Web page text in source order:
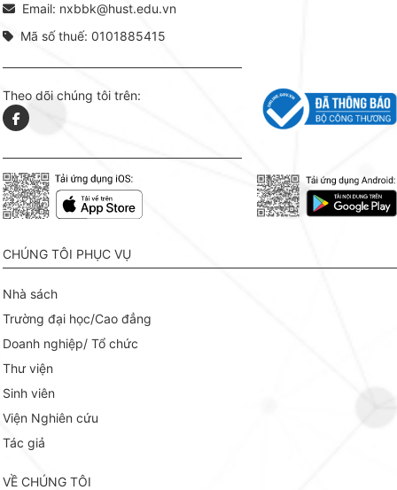
Email: nxbbk@hust.edu.vn
Mã số thuế: 0101885415
Theo dõi chúng tôi trên:
CHÚNG TÔI PHỤC VỤ
Nhà sách
Trường đại học/Cao đẳng
Doanh nghiệp/ Tổ chức
Thư viện
Sinh viên
Viện Nghiên cứu
Tác giả
VỀ CHÚNG TÔI